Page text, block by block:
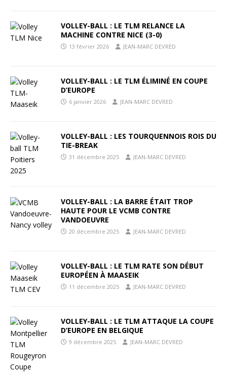
VOLLEY-BALL : LE TLM RELANCE LA
MACHINE CONTRE NICE (3-0)
13 février 2026 JEAN-MARC DEVRED
VOLLEY-BALL : LE TLM ÉLIMINÉ EN COUPE
D’EUROPE
6 janvier 2026 JEAN-MARC DEVRED
VOLLEY-BALL : LES TOURQUENNOIS ROIS DU
TIE-BREAK
31 décembre 2025 JEAN-MARC DEVRED
VOLLEY-BALL : LA BARRE ÉTAIT TROP
HAUTE POUR LE VCMB CONTRE
VANDOEUVRE
20 décembre 2025 JEAN-MARC DEVRED
VOLLEY-BALL : LE TLM RATE SON DÉBUT
EUROPÉEN À MAASEIK
11 décembre 2025 JEAN-MARC DEVRED
VOLLEY-BALL : LE TLM ATTAQUE LA COUPE
D’EUROPE EN BELGIQUE
9 décembre 2025 JEAN-MARC DEVRED